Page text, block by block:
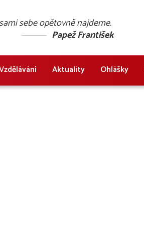
sebe opětovně najdeme.
Papež František
Aktuality Ohlášky